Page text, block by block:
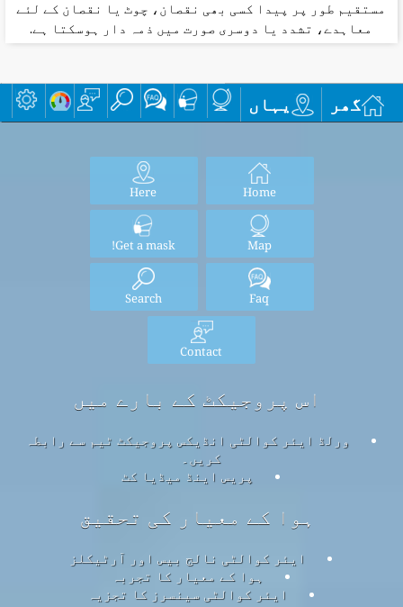
مستقیم طور پر پیدا کسی بھی نقصان، چوٹ یا نقصان کے لئے
معاہدے، تشدد یا دوسری صورت میں ذمہ دار ہوسکتا ہے.
گھر یہاں
Home
Here
Map
Get a mask!
Faq
Search
Contact
اس پروجیکٹ کے بارے میں
ورلڈ ایئر کوالٹی انڈیکس پروجیکٹ ٹیم سے رابطہ
کریں۔
پریس اینڈ میڈیا کٹ
ہوا کے معیار کی تحقیق
ایئر کوالٹی نالج بیس اور آرٹیکلز
ہوا کے معیار کا تجربہ
ایئر کوالٹی سینسرز کا تجزیہ